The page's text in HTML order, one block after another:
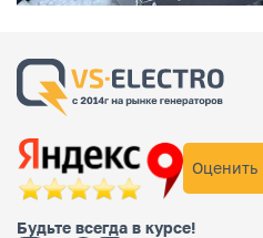
Оценить
Будьте всегда в курсе!